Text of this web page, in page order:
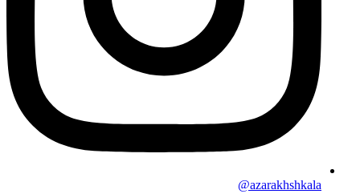
azarakhshkala@